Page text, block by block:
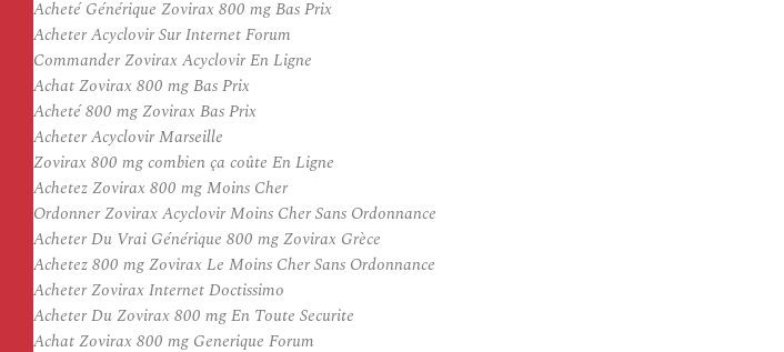
Acheté Générique Zovirax 800 mg Bas Prix
Acheter Acyclovir Sur Internet Forum
Commander Zovirax Acyclovir En Ligne
Achat Zovirax 800 mg Bas Prix
Acheté 800 mg Zovirax Bas Prix
Acheter Acyclovir Marseille
Zovirax 800 mg combien ça coûte En Ligne
Achetez Zovirax 800 mg Moins Cher
Ordonner Zovirax Acyclovir Moins Cher Sans Ordonnance
Acheter Du Vrai Générique 800 mg Zovirax Grèce
Achetez 800 mg Zovirax Le Moins Cher Sans Ordonnance
Acheter Zovirax Internet Doctissimo
Acheter Du Zovirax 800 mg En Toute Securite
Achat Zovirax 800 mg Generique Forum